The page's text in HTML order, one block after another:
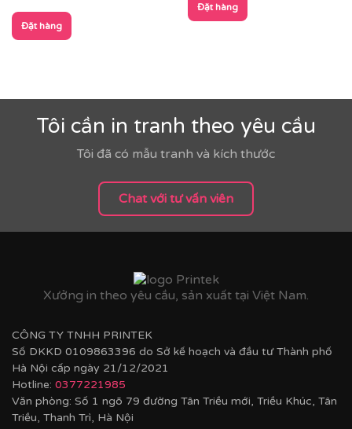
Đặt hàng
Đặt hàng
Tôi cần in tranh theo yêu cầu
Tôi đã có mẫu tranh và kích thước
Chat với tư vấn viên
Xưởng in theo yêu cầu, sản xuất tại Việt Nam.
CÔNG TY TNHH PRINTEK
Số DKKD 0109863396 do Sở kế hoạch và đầu tư Thành phố
Hà Nội cấp ngày 21/12/2021
Hotline: 0377221985
Văn phòng: Số 1 ngõ 79 đường Tân Triều mới, Triều Khúc, Tân
Triều, Thanh Trì, Hà Nội